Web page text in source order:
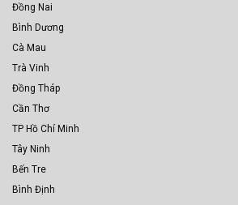
Đồng Nai
Bình Dương
Cà Mau
Trà Vinh
Đồng Tháp
Cần Thơ
TP Hồ Chí Minh
Tây Ninh
Bến Tre
Bình Định